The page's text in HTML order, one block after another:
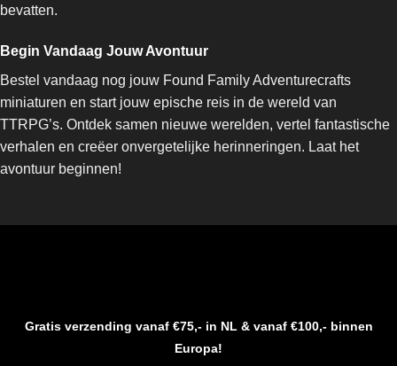
bevatten.
Begin Vandaag Jouw Avontuur
Bestel vandaag nog jouw Found Family Adventurecrafts
miniaturen en start jouw epische reis in de wereld van
TTRPG’s. Ontdek samen nieuwe werelden, vertel fantastische
verhalen en creëer onvergetelijke herinneringen. Laat het
avontuur beginnen!
Gratis verzending vanaf €75,- in NL & vanaf €100,- binnen
Europa!